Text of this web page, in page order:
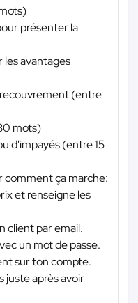
présenter la
les avantages
recouvrement (entre
mots)
d'impayés (entre 15
comment ça marche:
et renseigne les
client par email.
un mot de passe.
sur ton compte.
juste après avoir